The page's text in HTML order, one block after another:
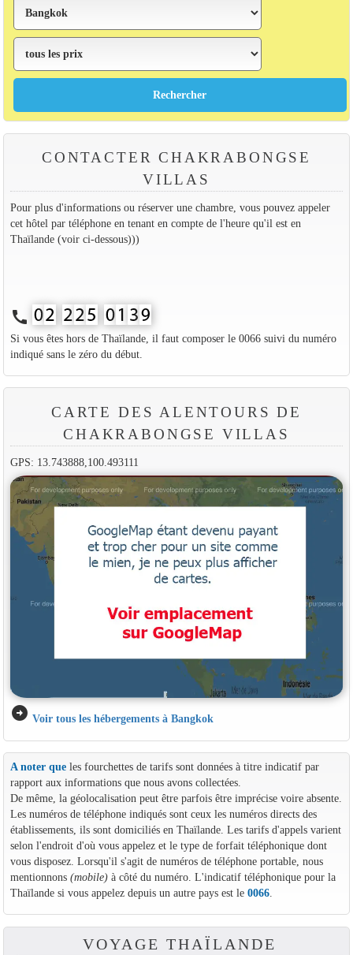
CONTACTER CHAKRABONGSE
VILLAS
Pour plus d'informations ou réserver une chambre, vous pouvez appeler
cet hôtel par téléphone en tenant en compte de l'heure qu'il est en
Thaïlande (voir ci-dessous)))
call
Si vous êtes hors de Thaïlande, il faut composer le 0066 suivi du numéro
indiqué sans le zéro du début.
CARTE DES ALENTOURS DE
CHAKRABONGSE VILLAS
GPS: 13.743888,100.493111
arrow_circle_right Voir tous les hébergements à Bangkok
A noter queles fourchettes de tarifs sont données à titre indicatif par
rapport aux informations que nous avons collectées.
De même, la géolocalisation peut être parfois être imprécise voire absente.
Les numéros de téléphone indiqués sont ceux les numéros directs des
établissements, ils sont domiciliés en Thaïlande. Les tarifs d'appels varient
selon l'endroit d'où vous appelez et le type de forfait téléphonique dont
vous disposez. Lorsqu'il s'agit de numéros de téléphone portable, nous
mentionnons (mobile)à côté du numéro. L'indicatif téléphonique pour la
Thaïlande si vous appelez depuis un autre pays est le 0066.
VOYAGE THAÏLANDE